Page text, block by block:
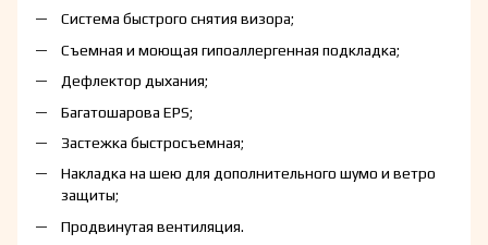
Система быстрого снятия визора;
Съемная и моющая гипоаллергенная подкладка;
Дефлектор дыхания;
Багатошарова EPS;
Застежка быстросъемная;
Накладка на шею для дополнительного шумо и ветро
защиты;
Продвинутая вентиляция.